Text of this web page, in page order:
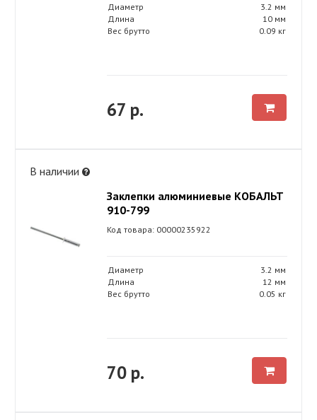
Диаметр
3.2 мм
Длина
10 мм
Вес брутто
0.09 кг
67 р.
В наличии
Заклепки алюминиевые КОБАЛЬТ
910-799
Код товара: 00000235922
Диаметр
3.2 мм
Длина
12 мм
Вес брутто
0.05 кг
70 р.